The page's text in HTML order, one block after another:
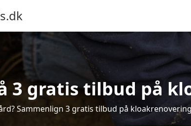
3 gratis tilbud på
Sammenlign 3 gratis tilbud på